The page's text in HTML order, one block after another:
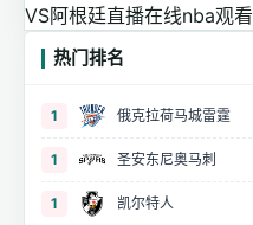
VS阿根廷直播在线nba观看
热门排名
1 俄克拉荷马城雷霆
1 圣安东尼奥马刺
1 凯尔特人